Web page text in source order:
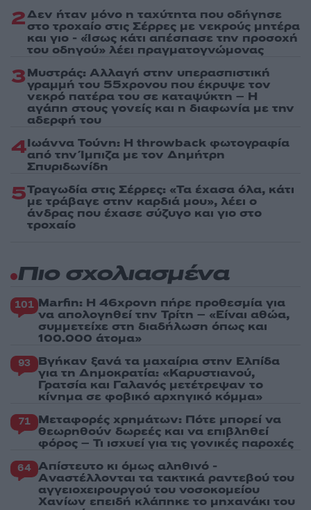
2Δεν ήταν μόνο η ταχύτητα που οδήγησε
στο τροχαίο στις Σέρρες με νεκρούς μητέρα
και γιο - «Ίσως κάτι απέσπασε την προσοχή
του οδηγού» λέει πραγματογνώμονας
3Μυστράς: Αλλαγή στην υπερασπιστική
γραμμή του 55χρονου που έκρυψε τον
νεκρό πατέρα του σε καταψύκτη – Η
αγάπη στους γονείς και η διαφωνία με την
αδερφή του
4Ιωάννα Τούνη: Η throwback φωτογραφία
από την Ίμπιζα με τον Δημήτρη
Σπυριδωνίδη
5Τραγωδία στις Σέρρες: «Τα έχασα όλα, κάτι
με τράβαγε στην καρδιά μου», λέει ο
άνδρας που έχασε σύζυγο και γιο στο
τροχαίο
Πιο σχολιασμένα
101 Marfin: Η 46χρονη πήρε προθεσμία για
να απολογηθεί την Τρίτη – «Είναι αθώα,
συμμετείχε στη διαδήλωση όπως και
100.000 άτομα»
93 Βγήκαν ξανά τα μαχαίρια στην Ελπίδα
για τη Δημοκρατία: «Καρυστιανού,
Γρατσία και Γαλανός μετέτρεψαν το
κίνημα σε φοβικό αρχηγικό κόμμα»
71 Μεταφορές χρημάτων: Πότε μπορεί να
θεωρηθούν δωρεές και να επιβληθεί
φόρος – Τι ισχυεί για τις γονικές παροχές
64 Απίστευτο κι όμως αληθινό -
Aναστέλλονται τα τακτικά ραντεβού του
αγγειοχειρουργού του νοσοκομείου
Χανίων επειδή κλάπηκε το μηχανάκι του